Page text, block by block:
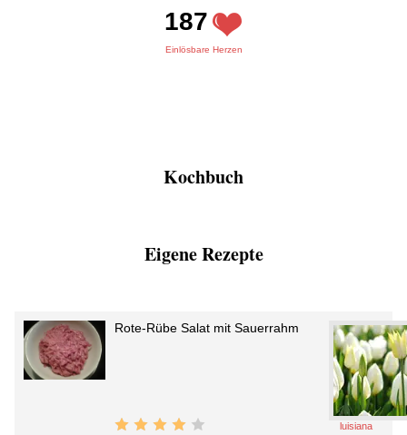
187
Einlösbare Herzen
Kochbuch
Eigene Rezepte
luisiana
Rote-Rübe Salat mit Sauerrahm